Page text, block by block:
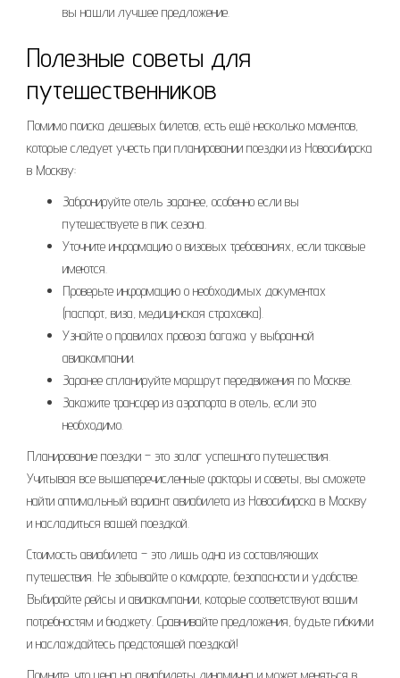
вы нашли лучшее предложение.
Полезные советы для
путешественников
Помимо поиска дешевых билетов, есть ещё несколько моментов,
которые следует учесть при планировании поездки из Новосибирска
в Москву:
Забронируйте отель заранее, особенно если вы
путешествуете в пик сезона.
Уточните информацию о визовых требованиях, если таковые
имеются.
Проверьте информацию о необходимых документах
(паспорт, виза, медицинская страховка).
Узнайте о правилах провоза багажа у выбранной
авиакомпании.
Заранее спланируйте маршрут передвижения по Москве.
Закажите трансфер из аэропорта в отель, если это
необходимо.
Планирование поездки – это залог успешного путешествия.
Учитывая все вышеперечисленные факторы и советы, вы сможете
найти оптимальный вариант авиабилета из Новосибирска в Москву
и насладиться вашей поездкой.
Стоимость авиабилета – это лишь одна из составляющих
путешествия. Не забывайте о комфорте, безопасности и удобстве.
Выбирайте рейсы и авиакомпании, которые соответствуют вашим
потребностям и бюджету. Сравнивайте предложения, будьте гибкими
и наслаждайтесь предстоящей поездкой!